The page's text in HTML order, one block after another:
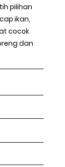
pilihan
ikan,
cocok
dan